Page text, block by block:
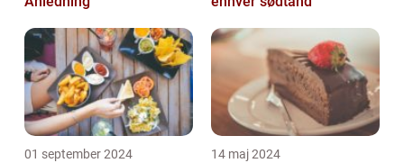
01 september 2024 14 maj 2024